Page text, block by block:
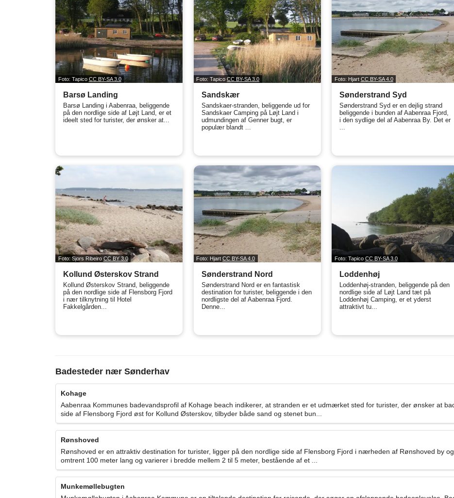
Foto: Tapico CC BY-SA 3.0
Barsø Landing
Barsø Landing i Aabenraa, beliggende
på den nordlige side af Løjt Land, er et
ideelt sted for turister, der ønsker at...
Foto: TapicoCC BY-SA 3.0
Sandskær
Sandskaer-stranden, beliggende ud for
Sandskaer Camping på Løjt Land i
udmundingen af Genner bugt, er
populær blandt ...
Foto: Hjart CC BY-SA 4.0
Sønderstrand Syd
Sønderstrand Syd er en dejlig strand
beliggende i bunden af Aabenraa Fjord,
i den sydlige del af Aabenraa By. Det er
...
Foto: Sjors Ribeiro CC BY 3.0
Kollund Østerskov Strand
Kollund Østerskov Strand, beliggende
på den nordlige side af Flensborg Fjord
i nær tilknytning til Hotel
Fakkelgården...
Foto: HjartCC BY-SA 4.0
Sønderstrand Nord
Sønderstrand Nord er en fantastisk
destination for turister, beliggende i den
nordligste del af Aabenraa Fjord.
Denne...
Foto: Tapico CC BY-SA 3.0
Loddenhøj
Loddenhøj-stranden, beliggende på den
nordlige side af Løjt Land tæt på
Loddenhøj Camping, er et yderst
attraktivt tu...
Badesteder nær Sønderhav
Kohage
Aabenraa Kommunes badevandsprofil af Kohage beach indikerer, at stranden er et udmærket sted for turister, der ønsker at
side af Flensborg Fjord øst for Kollund Østerskov, tilbyder både sand og stenet bun...
Rønshoved
Rønshoved er en attraktiv destination for turister, ligger på den nordlige side af Flensborg Fjord i nærheden af Rønshoved by
omtrent 100 meter lang og varierer i bredde mellem 2 til 5 meter, bestående af et ...
Munkemøllebugten